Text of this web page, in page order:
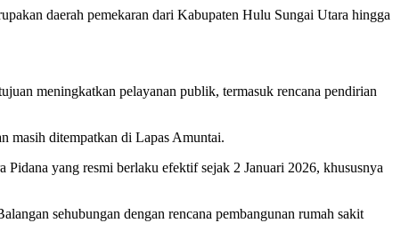
daerah pemekaran dari Kabupaten Hulu Sungai Utara hingga
meningkatkan pelayanan publik, termasuk rencana pendirian
masih ditempatkan di Lapas Amuntai.
yang resmi berlaku efektif sejak 2 Januari 2026, khususnya
sehubungan dengan rencana pembangunan rumah sakit